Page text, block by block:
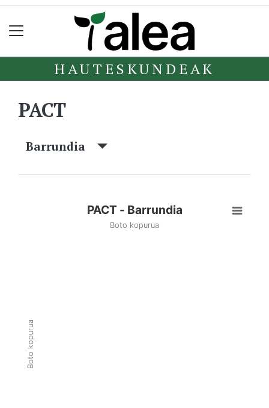
HAUTESKUNDEAK
PACT
Barrundia
Boto kopurua
PACT - Barrundia
Boto kopurua